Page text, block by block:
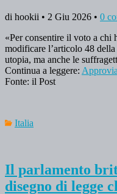
di hookii • 2 Giu 2026 • 0
«Per consentire il voto a chi
modificare l’articolo 48
utopia, ma anche le
Continua a leggere:
Fonte: il Post
Italia
Il parlamento
disegno di legge